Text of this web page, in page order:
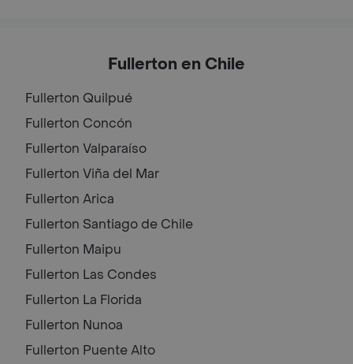
Fullerton en Chile
Fullerton Quilpué
Fullerton Concón
Fullerton Valparaíso
Fullerton Viña del Mar
Fullerton Arica
Fullerton Santiago de Chile
Fullerton Maipu
Fullerton Las Condes
Fullerton La Florida
Fullerton Nunoa
Fullerton Puente Alto